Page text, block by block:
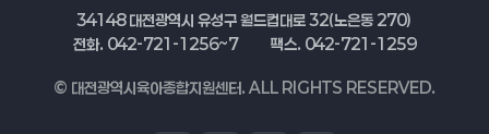
34148 대전광역시 유성구 월드컵대로 32(노은동 270)
전화. 042-721-1256~7
팩스. 042-721-1259
© 대전광역시육아종합지원센터. ALL RIGHTS RESERVED.